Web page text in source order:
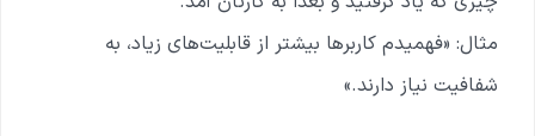
مثال: «فهمیدم کاربرها بیشتر از قابلیت‌های زیاد، به
شفافیت نیاز دارند.»